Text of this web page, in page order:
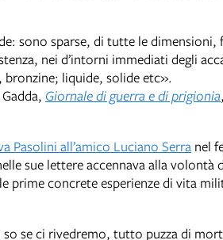
sono sparse, di tutte le dimensioni,
nei d’intorni immediati degli
bronzine; liquide, solide etc».
Giornale di guerra e di prigionia
Pasolini all’amico Luciano Serra nel
sue lettere accennava alla
prime concrete esperienze di vita
se ci rivedremo, tutto puzza di